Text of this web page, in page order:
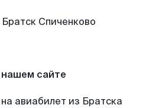
сайте
авиабилет из Братска